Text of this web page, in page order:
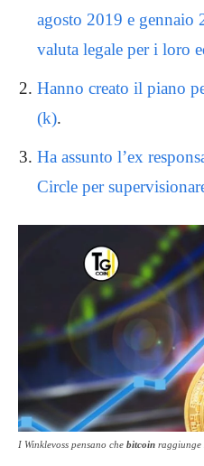
agosto 2019 e gennaio
valuta legale per i loro
Hanno creato il piano
(k).
Ha assunto l’ex
Circle per
I Winklevoss pensano che bitcoin raggiunge